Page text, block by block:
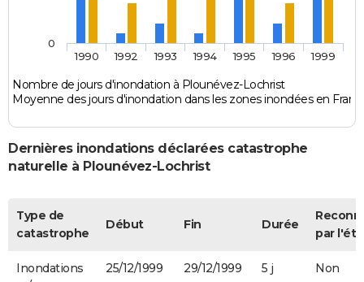
Nombre de jours d'inondation à Plounévez-Lochrist
Moyenne des jours d'inondation dans les zones inondées en
1990 1992 1993 1994 1995 1996 1999
0
Dernières inondations déclarées catastrophe
naturelle à Plounévez-Lochrist
Type de
catastrophe
Début Fin Durée
par
Inondations
25/12/1999 29/12/1999 5 j Non